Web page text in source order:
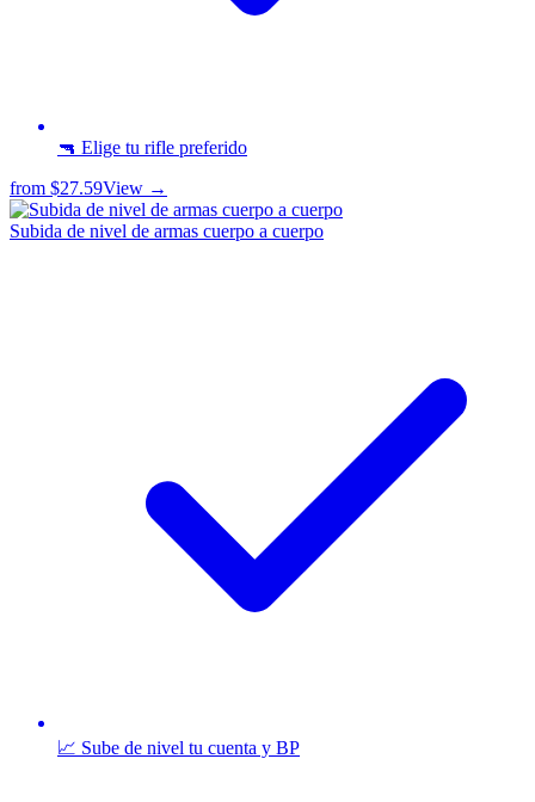
🔫 Elige tu rifle preferido
from $27.59View →
Subida de nivel de armas cuerpo a cuerpo
📈 Sube de nivel tu cuenta y BP